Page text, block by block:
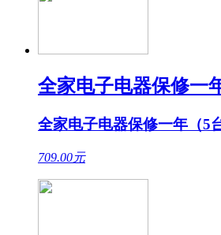
全家电子电器保修一
全家电子电器保修一年（5台
709.00元